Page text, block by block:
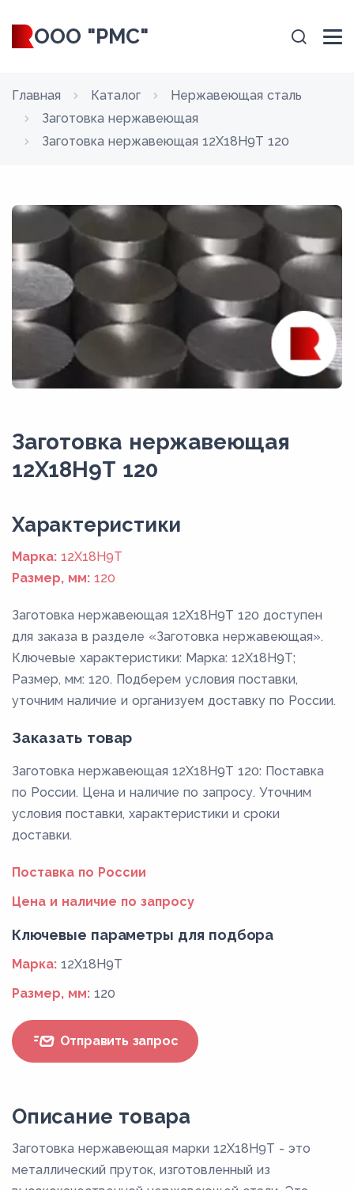
ООО "РМС"
Главная Каталог
Нержавеющая сталь
Заготовка нержавеющая
Заготовка нержавеющая 12Х18Н9Т 120
Заготовка нержавеющая
12Х18Н9Т 120
Xарактеристики
Марка: 12Х18Н9Т
Размер, мм: 120
Заготовка нержавеющая 12Х18Н9Т 120 доступен
для заказа в разделе «Заготовка нержавеющая».
Ключевые характеристики: Марка: 12Х18Н9Т;
Размер, мм: 120. Подберем условия поставки,
уточним наличие и организуем доставку по России.
Заказать товар
Заготовка нержавеющая 12Х18Н9Т 120: Поставка
по России. Цена и наличие по запросу. Уточним
условия поставки, характеристики и сроки
доставки.
Поставка по России
Цена и наличие по запросу
Ключевые параметры для подбора
Марка: 12Х18Н9Т
Размер, мм: 120
Отправить запрос
Описание товара
Заготовка нержавеющая марки 12Х18Н9Т - это
металлический пруток, изготовленный из